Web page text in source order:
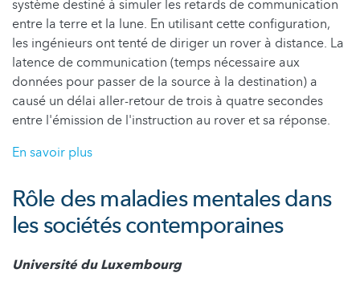
système destiné à simuler les retards de communication
entre la terre et la lune. En utilisant cette configuration,
les ingénieurs ont tenté de diriger un rover à distance. La
latence de communication (temps nécessaire aux
données pour passer de la source à la destination) a
causé un délai aller-retour de trois à quatre secondes
entre l'émission de l'instruction au rover et sa réponse.
En savoir plus
Rôle des maladies mentales dans
les sociétés contemporaines
Université du Luxembourg